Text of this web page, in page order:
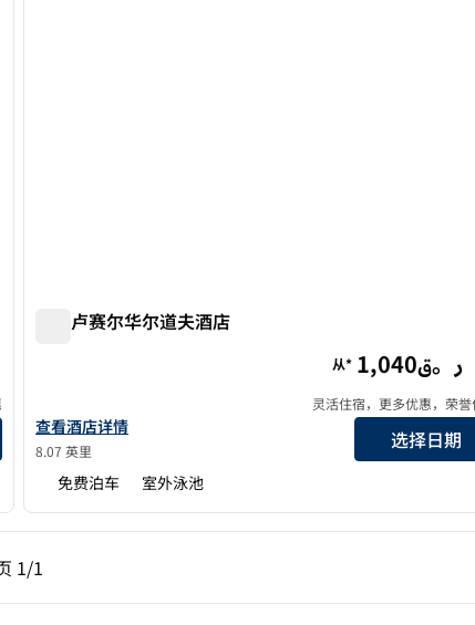
多哈卢赛尔华尔道夫酒店
查看华尔道夫多哈露赛尔酒店的详细信息
查看酒店详情
8.07 英里
从* 1,040ر。ق
灵活住宿，更多优惠，荣
选择日期
免费泊车 室外泳池
页 1/1
，第 1页，共 1 页
1/1